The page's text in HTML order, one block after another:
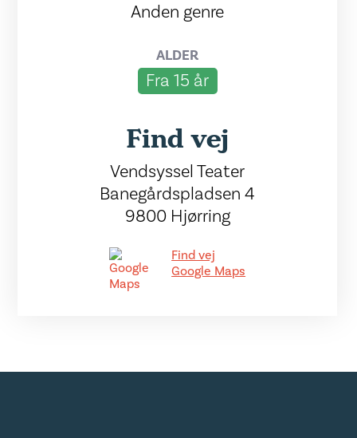
Anden genre
ALDER
Fra 15 år
Find vej
Vendsyssel Teater
Banegårdspladsen 4
9800 Hjørring
Find vej
Google Maps